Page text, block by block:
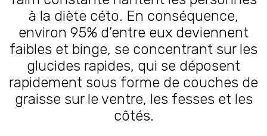
à la diète céto. En conséquence,
environ 95% d’entre eux deviennent
faibles et binge, se concentrant sur les
glucides rapides, qui se déposent
rapidement sous forme de couches de
graisse sur le ventre, les fesses et les
côtés.